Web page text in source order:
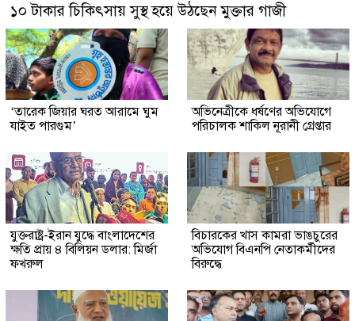
১০ টাকার চিকিৎসায় সুস্থ হয়ে উঠছেন মুক্তার গাজী
‘তারেক জিয়ার ঘরত আরামে ঘুম
যাইত পারগুম’
অভিনেত্রীকে ধর্ষণের অভিযোগে
পরিচালক শাকিল নূরানী গ্রেপ্তার
যুক্তরাষ্ট্র-ইরান যুদ্ধে বাংলাদেশের
ক্ষতি প্রায় ৪ বিলিয়ন ডলার: মির্জা
ফখরুল
বিচারকের খাস কামরা ভাঙচুরের
অভিযোগ বিএনপি নেতাকর্মীদের
বিরুদ্ধে